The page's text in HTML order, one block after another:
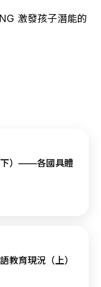
激發孩子潛能的
下）——各國具體
教育現況（上）